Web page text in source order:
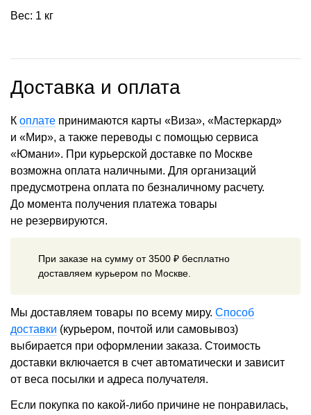
Вес: 1 кг
Доставка и оплата
К оплате принимаются карты «Виза», «Мастеркард»
и «Мир», а также переводы с помощью сервиса
«Юмани». При курьерской доставке по Москве
возможна оплата наличными. Для организаций
предусмотрена оплата по безналичному расчету.
До момента получения платежа товары
не резервируются.
При заказе на сумму от 3500 ₽ бесплатно
доставляем курьером по Москве.
Мы доставляем товары по всему миру. Способ
доставки (курьером, почтой или самовывоз)
выбирается при оформлении заказа. Стоимость
доставки включается в счет автоматически и зависит
от веса посылки и адреса получателя.
Если покупка по какой-либо причине не понравилась,